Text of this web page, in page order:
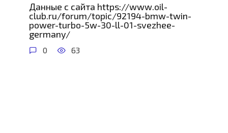
Данные с сайта https://www.oil-
club.ru/forum/topic/92194-bmw-twin-
power-turbo-5w-30-ll-01-svezhee-
germany/
0 63